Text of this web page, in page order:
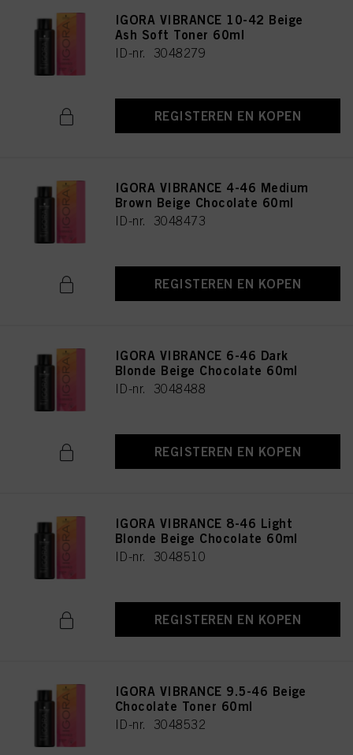
IGORA VIBRANCE 10-42 Beige
Ash Soft Toner 60ml
ID-nr. 3048279
REGISTEREN EN KOPEN
IGORA VIBRANCE 4-46 Medium
Brown Beige Chocolate 60ml
ID-nr. 3048473
REGISTEREN EN KOPEN
IGORA VIBRANCE 6-46 Dark
Blonde Beige Chocolate 60ml
ID-nr. 3048488
REGISTEREN EN KOPEN
IGORA VIBRANCE 8-46 Light
Blonde Beige Chocolate 60ml
ID-nr. 3048510
REGISTEREN EN KOPEN
IGORA VIBRANCE 9.5-46 Beige
Chocolate Toner 60ml
ID-nr. 3048532